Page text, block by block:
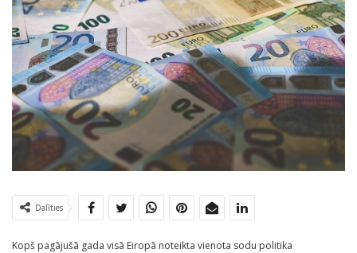
Dalīties
Kopš pagājušā gada visā Eiropā noteikta vienota sodu politika